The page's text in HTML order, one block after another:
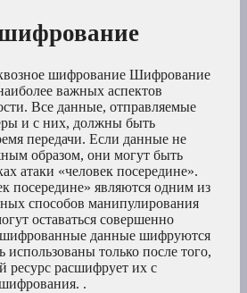
шифрование Шифрование
важных аспектов
Все данные, отправляемые
и с них, должны быть
передачи. Если данные не
образом, они могут быть
атаки «человек посередине».
посередине» являются одним из
способов манипулирования
оставаться совершенно
данные шифруются
только после того,
ресурс расшифрует их с
.